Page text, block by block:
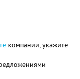
компании, укажите